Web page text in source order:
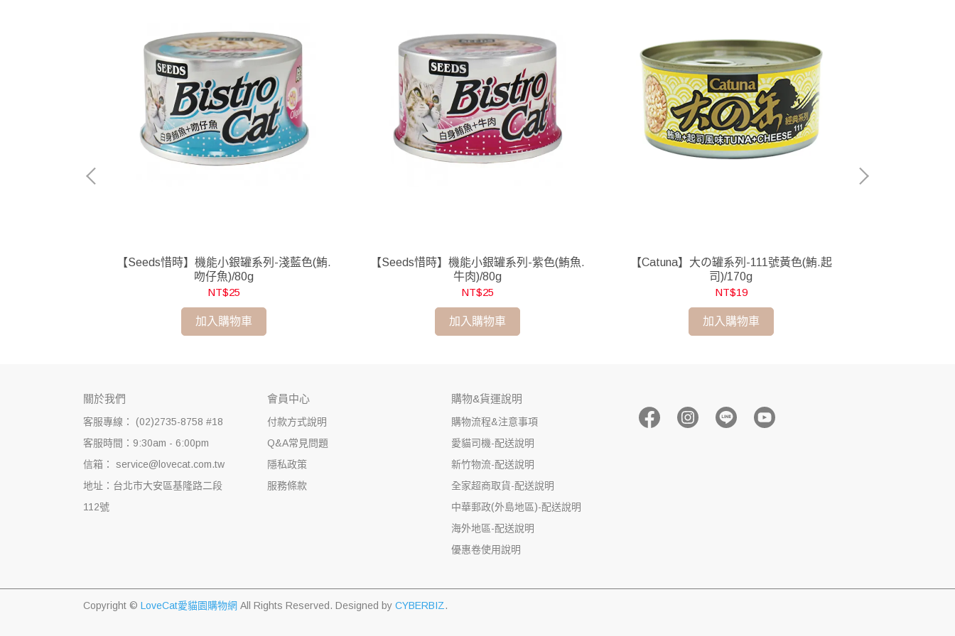
【Seeds惜時】機能小銀罐系列-淺藍色(鮪.
吻仔魚)/80g
NT$25
加入購物車
【Seeds惜時】機能小銀罐系列-紫色(鮪魚.
牛肉)/80g
NT$25
加入購物車
【Catuna】大の罐系列-111號黃色(鮪.起
司)/170g
NT$19
加入購物車
關於我們
客服專線： (02)2735-8758 #18
客服時間：9:30am - 6:00pm
信箱： service@lovecat.com.tw
地址：台北市大安區基隆路二段
112號
會員中心
付款方式說明
Q&A常見問題
隱私政策
服務條款
購物&貨運說明
購物流程&注意事項
愛貓司機-配送說明
新竹物流-配送說明
全家超商取貨-配送說明
中華郵政(外島地區)-配送說明
海外地區-配送說明
優惠卷使用說明
Copyright © LoveCat愛貓園購物網 All Rights Reserved. Designed by CYBERBIZ.